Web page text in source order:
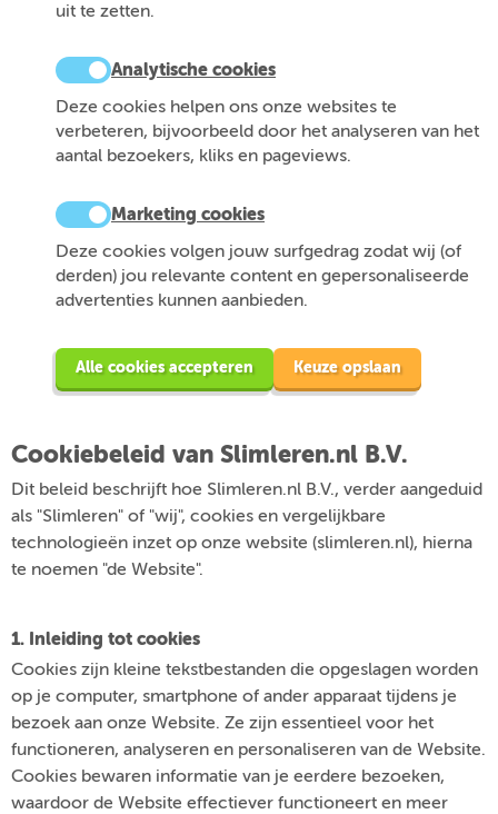
uit te zetten.
Analytische cookies
Deze cookies helpen ons onze websites te
verbeteren, bijvoorbeeld door het analyseren van het
aantal bezoekers, kliks en pageviews.
Marketing cookies
Deze cookies volgen jouw surfgedrag zodat wij (of
derden) jou relevante content en gepersonaliseerde
advertenties kunnen aanbieden.
Alle cookies accepteren Keuze opslaan
Cookiebeleid van Slimleren.nl B.V.
Dit beleid beschrijft hoe Slimleren.nl B.V., verder aangeduid
als "Slimleren" of "wij", cookies en vergelijkbare
technologieën inzet op onze website (slimleren.nl), hierna
te noemen "de Website".
1. Inleiding tot cookies
Cookies zijn kleine tekstbestanden die opgeslagen worden
op je computer, smartphone of ander apparaat tijdens je
bezoek aan onze Website. Ze zijn essentieel voor het
functioneren, analyseren en personaliseren van de Website.
Cookies bewaren informatie van je eerdere bezoeken,
waardoor de Website effectiever functioneert en meer